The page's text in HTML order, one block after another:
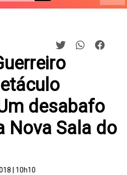
desabafo
Nova Sala do
| 10h10